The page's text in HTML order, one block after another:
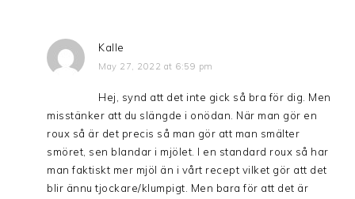
Kalle
May 27, 2022 at 6:59 pm
Hej, synd att det inte gick så bra för dig. Men
misstänker att du slängde i onödan. När man gör en
roux så är det precis så man gör att man smälter
smöret, sen blandar i mjölet. I en standard roux så har
man faktiskt mer mjöl än i vårt recept vilket gör att det
blir ännu tjockare/klumpigt. Men bara för att det är